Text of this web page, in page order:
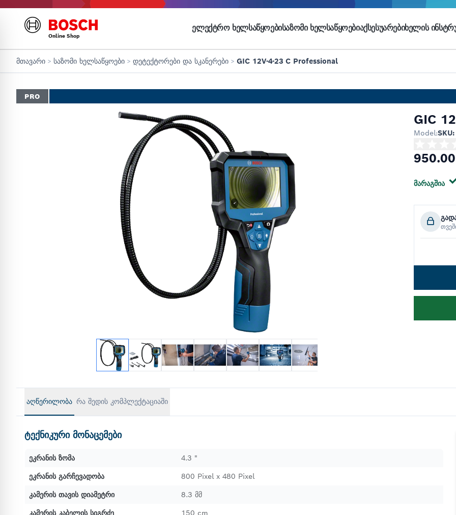
Online Shop
ᲔᲚᲔᲥᲢᲠᲝ ᲮᲔᲚᲡᲐᲬᲧᲝᲔᲑᲘᲡᲐᲖᲝᲛᲘ ᲮᲔᲚᲡᲐᲬᲧᲝᲔᲑᲘᲐᲥᲡᲔᲡᲣᲐᲠᲔᲑᲘᲮᲔᲚᲘᲡ
მთავარი > საზომი ხელსაწყოები > დეტექტორები და სკანერები > GIC 12V-4-23 C Professional
PRO
GIC
Model:
მარაგშია
აღწერილობა რა შედის კომპლექტაციაში
ტექნიკური მონაცემები
ეკრანის ზომა
4.3 "
ეკრანის გარჩევადობა
800 Pixel x 480 Pixel
კამერის თავის დიამეტრი
8.3 მმ
კამერის კაბელის სიგრძე
150 cm